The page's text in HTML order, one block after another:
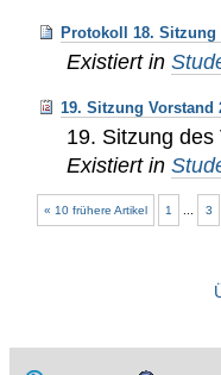
Protokoll 18. Sitzung
Existiert in
19. Sitzung Vorstand
19. Sitzung des
Existiert in
« 10 frühere Artikel 1 3